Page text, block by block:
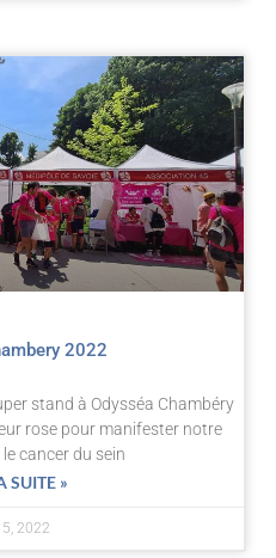
2022
stand à Odysséa Chambéry
rose pour manifester notre
cancer du sein
SUITE »
2022